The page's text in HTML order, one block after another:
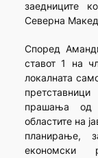
заедниците
Северна
Според
ставот 1 на
локалната
прашања од
областите на
планирање,
економски